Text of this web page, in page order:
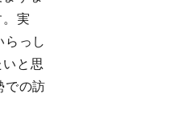
実
らっし
と思
での訪